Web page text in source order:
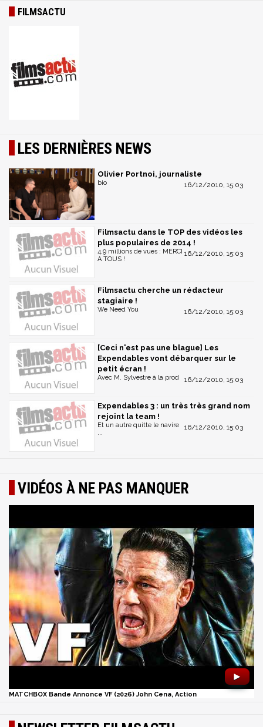
FILMSACTU
LES DERNIÈRES NEWS
Olivier Portnoi, journaliste
16/12/2010, 15:03
bio
Filmsactu dans le TOP des vidéos les
plus populaires de 2014 !
16/12/2010, 15:03
4,9 millions de vues : MERCI
A TOUS !
Filmsactu cherche un rédacteur
stagiaire !
16/12/2010, 15:03
We Need You
[Ceci n'est pas une blague] Les
Expendables vont débarquer sur le
petit écran !
16/12/2010, 15:03
Avec M. Sylvestre à la prod
Expendables 3 : un très très grand nom
rejoint la team !
16/12/2010, 15:03
Et un autre quitte le navire
...
VIDÉOS À NE PAS MANQUER
►
MATCHBOX Bande Annonce VF (2026) John Cena, Action